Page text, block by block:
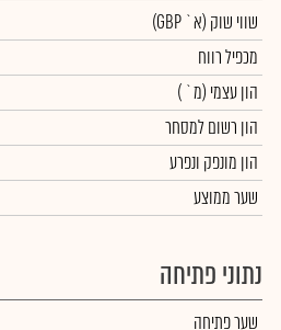
שווי שוק (א` GBP)
מכפיל רווח
הון עצמי (מ` )
הון רשום למסחר
הון מונפק ונפרע
שער ממוצע
נתוני פתיחה
שער פתיחה